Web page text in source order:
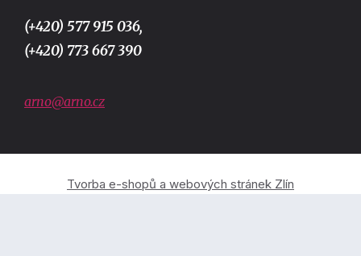
(+420) 577 915 036,
(+420) 773 667 390
arno@arno.cz
Tvorba e-shopů a webových stránek Zlín